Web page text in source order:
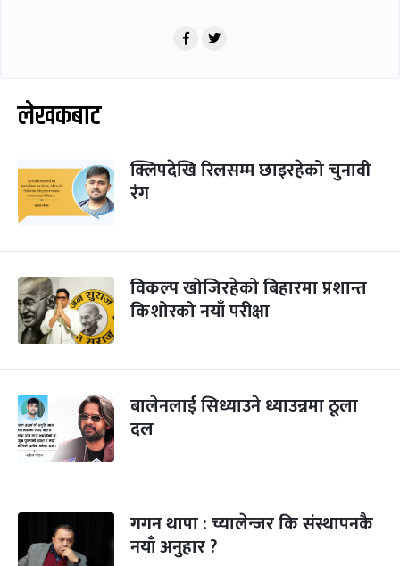
लेखकबाट
क्लिपदेखि रिलसम्म छाइरहेको चुनावी
रंग
विकल्प खोजिरहेको बिहारमा प्रशान्त
किशोरको नयाँ परीक्षा
बालेनलाई सिध्याउने ध्याउन्नमा ठूला
दल
गगन थापा : च्यालेन्जर कि संस्थापनकै
नयाँ अनुहार ?